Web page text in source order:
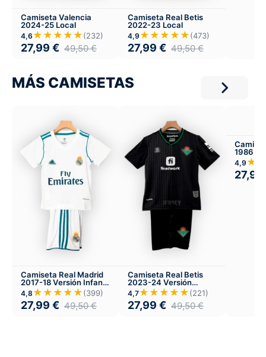
Camiseta Valencia
2024-25 Local
4,6 ★★★★★(232)
27,99 € 49,50€
Camiseta Real Betis
2022-23 Local
4,9 ★★★★★(473)
27,99 € 49,50€
MÁS CAMISETAS
Camiseta Real Madrid
2017-18 Versión Infantil
Local
4,8 ★★★★★(399)
27,99 € 49,50€
Camiseta Real Betis
2023-24 Versión
Infantil Tercera
4,7★★★★★(221)
27,99 € 49,50€
1986
4,9
27,99